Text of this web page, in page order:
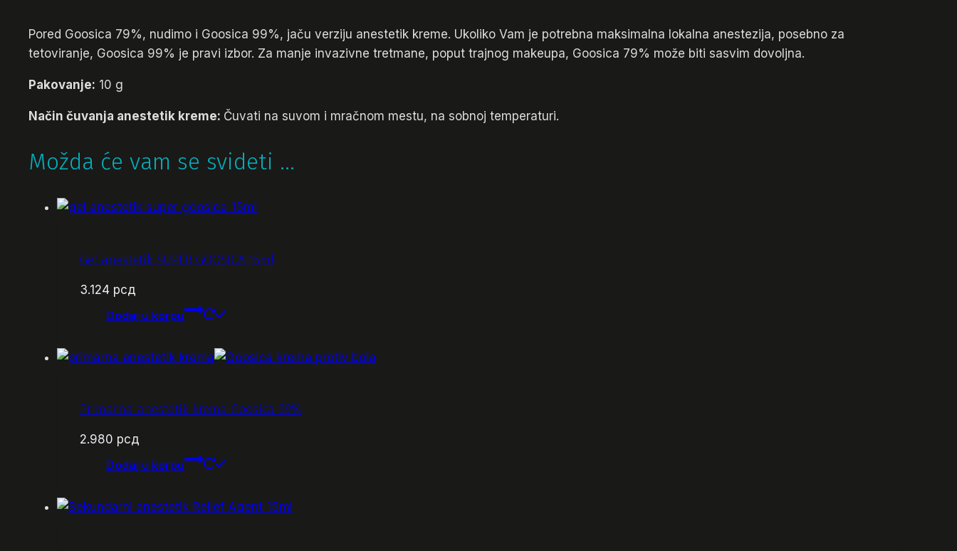
Pored Goosica 79%, nudimo i Goosica 99%, jaču verziju anestetik kreme. Ukoliko Vam je potrebna maksimalna lokalna anestezija, posebno za
tetoviranje, Goosica 99% je pravi izbor. Za manje invazivne tretmane, poput trajnog makeupa, Goosica 79% može biti sasvim dovoljna.
Pakovanje: 10 g
Način čuvanja anestetik kreme: Čuvati na suvom i mračnom mestu, na sobnoj temperaturi.
Možda će vam se svideti …
Gel anestetik SUPER GOOSICA 15ml
3.124 рсд
Dodaj u korpu
Primarna anestetik krema Goosica 99%
2.980 рсд
Dodaj u korpu